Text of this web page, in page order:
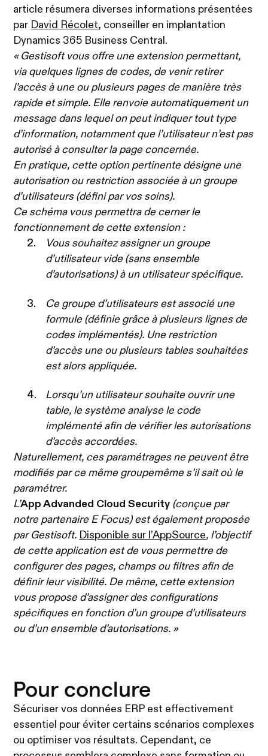
article résumera diverses informations présentées
par David Récolet, conseiller en implantation
Dynamics 365 Business Central.
« Gestisoft vous offre une extension permettant,
via quelques lignes de codes, de venir retirer
l’accès à une ou plusieurs pages de manière très
rapide et simple. Elle renvoie automatiquement un
message dans lequel on peut indiquer tout type
d’information, notamment que l’utilisateur n’est pas
autorisé à consulter la page concernée.
En pratique, cette option pertinente désigne une
autorisation ou restriction associée à un groupe
d’utilisateurs (défini par vos soins).
Ce schéma vous permettra de cerner le
fonctionnement de cette extension :
Vous souhaitez assigner un groupe
d’utilisateur vide (sans ensemble
d’autorisations) à un utilisateur spécifique.
Ce groupe d’utilisateurs est associé une
formule (définie grâce à plusieurs lignes de
codes implémentés). Une restriction
d’accès une ou plusieurs tables souhaitées
est alors appliquée.
Lorsqu’un utilisateur souhaite ouvrir une
table, le système analyse le code
implémenté afin de vérifier les autorisations
d’accès accordées.
Naturellement, ces paramétrages ne peuvent être
modifiés par ce même groupemême s’il sait où le
paramétrer.
L’App Advanded Cloud Security (conçue par
notre partenaire E Focus) est également proposée
par Gestisoft. Disponible sur l’AppSource, l’objectif
de cette application est de vous permettre de
configurer des pages, champs ou filtres afin de
définir leur visibilité. De même, cette extension
vous propose d’assigner des configurations
spécifiques en fonction d’un groupe d’utilisateurs
ou d’un ensemble d’autorisations. »
Pour conclure
Sécuriser vos données ERP est effectivement
essentiel pour éviter certains scénarios complexes
ou optimiser vos résultats. Cependant, ce